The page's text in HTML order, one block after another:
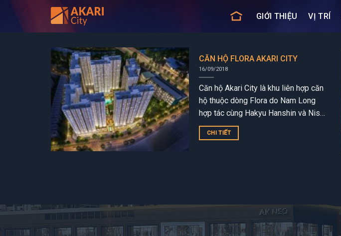
GIỚI THIỆU VỊ TRÍ
CĂN HỘ FLORA AKARI CITY
16/09/2018
Căn hộ Akari City là khu liên hợp căn
hộ thuộc dòng Flora do Nam Long
hợp tác cùng Hakyu Hanshin và Nishi
Nippon. Akari City sẽ nâng tầm cuộc
sống...
CHI TIẾT